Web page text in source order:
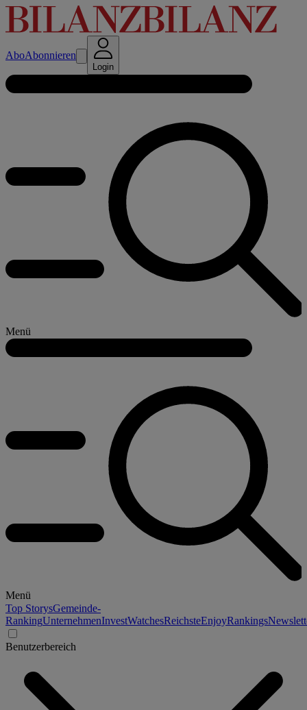
AboAbonnieren
Login
Menü
Menü
Top StorysGemeinde-
RankingUnternehmenInvestWatchesReichsteEnjoyRankings
Benutzerbereich